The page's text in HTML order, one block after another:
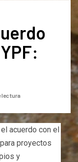
lectura
acuerdo con el
proyectos
y